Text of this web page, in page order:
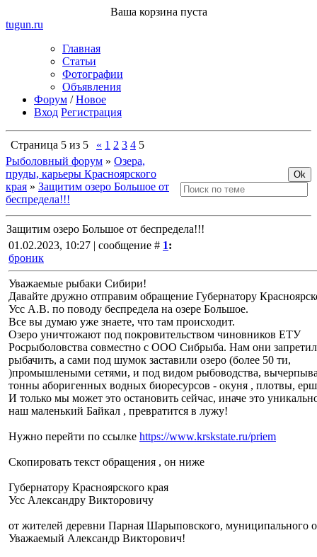
Ваша корзина пуста
tugun.ru
Главная
Статьи
Фотографии
Объявления
Форум /Новое
Вход Регистрация
Страница 5 из 5 « 1 2 3 4 5
Рыболовный форум » Озера,
пруды, карьеры Красноярского
края » Защитим озеро Большое от
беспредела!!!
Защитим озеро Большое от беспредела!!!
01.02.2023, 10:27 | сообщение # 1:
броник
Уважаемые рыбаки Сибири!
Давайте дружно отправим обращение Губернатору
Усс А.В. по поводу беспредела на озере Большое.
Все вы думаю уже знаете, что там происходит.
Озеро уничтожают под покровительством чиновников ЕТУ
Росрыболовства совместно с ООО Сибрыба. Нам они
рыбачить, а сами под шумок заставили озеро (более 50 ти,
)промышлеными сетями, и под видом рыбоводства,
тонны аборигенных водных биоресурсов - окуня , плотвы,
И только мы может это остановить сейчас, иначе это
наш маленький Байкал , превратится в лужу!
Нужно перейти по ссылке https://www.krskstate.ru/priem
Скопировать текст обращения , он ниже
Губернатору Красноярского края
Усс Александру Викторовичу
от жителей деревни Парная Шарыповского, муниципального
Уважаемый Александр Викторович!